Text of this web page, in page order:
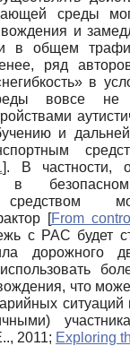
среды
и
в общем
ряд авторов
в
вовсе не
и
]. В частности,
безопасном
средством
[From
с РАС будет
дорожного
что
2011; Exploring